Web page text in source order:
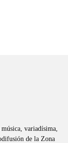
variadísima,
de la Zona